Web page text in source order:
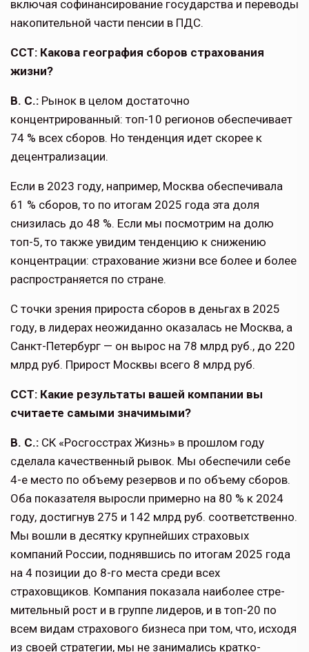
включая софинансирование государства и переводы
накопительной части пенсии в ПДС.
ССТ: Какова география сборов страхо­вания
жизни?
В. С.: Рынок в целом достаточно
концентрированный: топ-10 регионов обеспечивает
74 % всех сборов. Но тен­денция идет скорее к
децентрализации.
Если в 2023 году, например, Москва обеспечивала
61 % сборов, то по ито­гам 2025 года эта доля
снизилась до 48 %. Если мы посмотрим на долю
топ-5, то также увидим тенденцию к снижению
концентрации: страхова­ние жизни все более и более
распро­страняется по стране.
С точки зрения прироста сборов в деньгах в 2025
году, в лидерах неожиданно оказалась не Москва, а
Санкт-Петербург — он вырос на 78 млрд руб., до 220
млрд руб. При­рост Москвы всего 8 млрд руб.
ССТ: Какие результаты вашей компа­нии вы
считаете самыми значимыми?
В. С.: СК «Росгосстрах Жизнь» в прошлом году
сделала качественный рывок. Мы обеспечили себе
4-е место по объему резервов и по объему сбо­ров.
Оба показателя выросли пример­но на 80 % к 2024
году, достигнув 275 и 142 млрд руб. соответственно.
Мы вошли в десятку крупнейших страхо­вых
компаний России, поднявшись по итогам 2025 года
на 4 позиции до 8-го места среди всех
страховщиков. Компания показала наиболее стре­
мительный рост и в группе лидеров, и в топ-20 по
всем видам страхового бизнеса при том, что, исходя
из своей стратегии, мы не занимались кратко­